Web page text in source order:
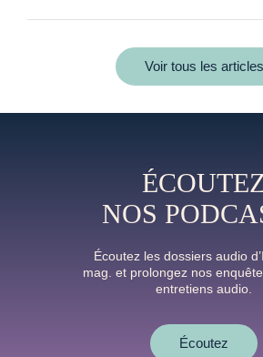
Voir tous les articles
NOS
Écoutez les dossiers audio
mag. et prolongez nos
entretiens audio.
Écoutez